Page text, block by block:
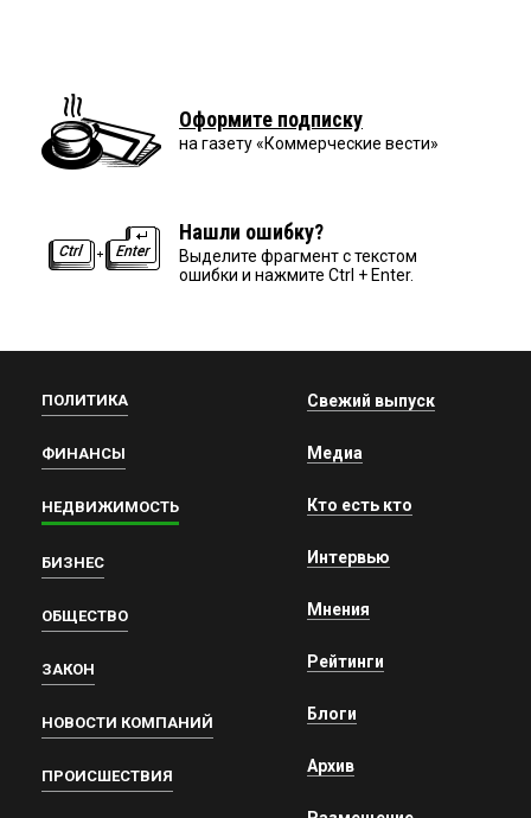
Оформите подписку
на газету «Коммерческие вести»
Нашли ошибку?
Выделите фрагмент с текстом
ошибки и нажмите Ctrl + Enter.
ПОЛИТИКА
ФИНАНСЫ
НЕДВИЖИМОСТЬ
БИЗНЕС
ОБЩЕСТВО
ЗАКОН
НОВОСТИ КОМПАНИЙ
ПРОИСШЕСТВИЯ
Свежий выпуск
Медиа
Кто есть кто
Интервью
Мнения
Рейтинги
Блоги
Архив